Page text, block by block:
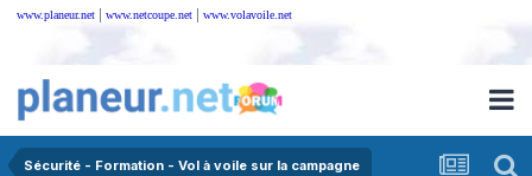
www.planeur.net | www.netcoupe.net | www.volavoile.net
Sécurité - Formation - Vol à voile sur la campagne